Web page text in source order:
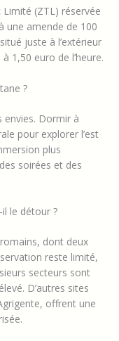
Limité (ZTL) réservée
une amende de 100
juste à l’extérieur
1,50 euro de l’heure.
?
envies. Dormir à
pour explorer l’est
plus
soirées et des
le détour ?
dont deux
reste limité,
secteurs sont
D’autres sites
offrent une